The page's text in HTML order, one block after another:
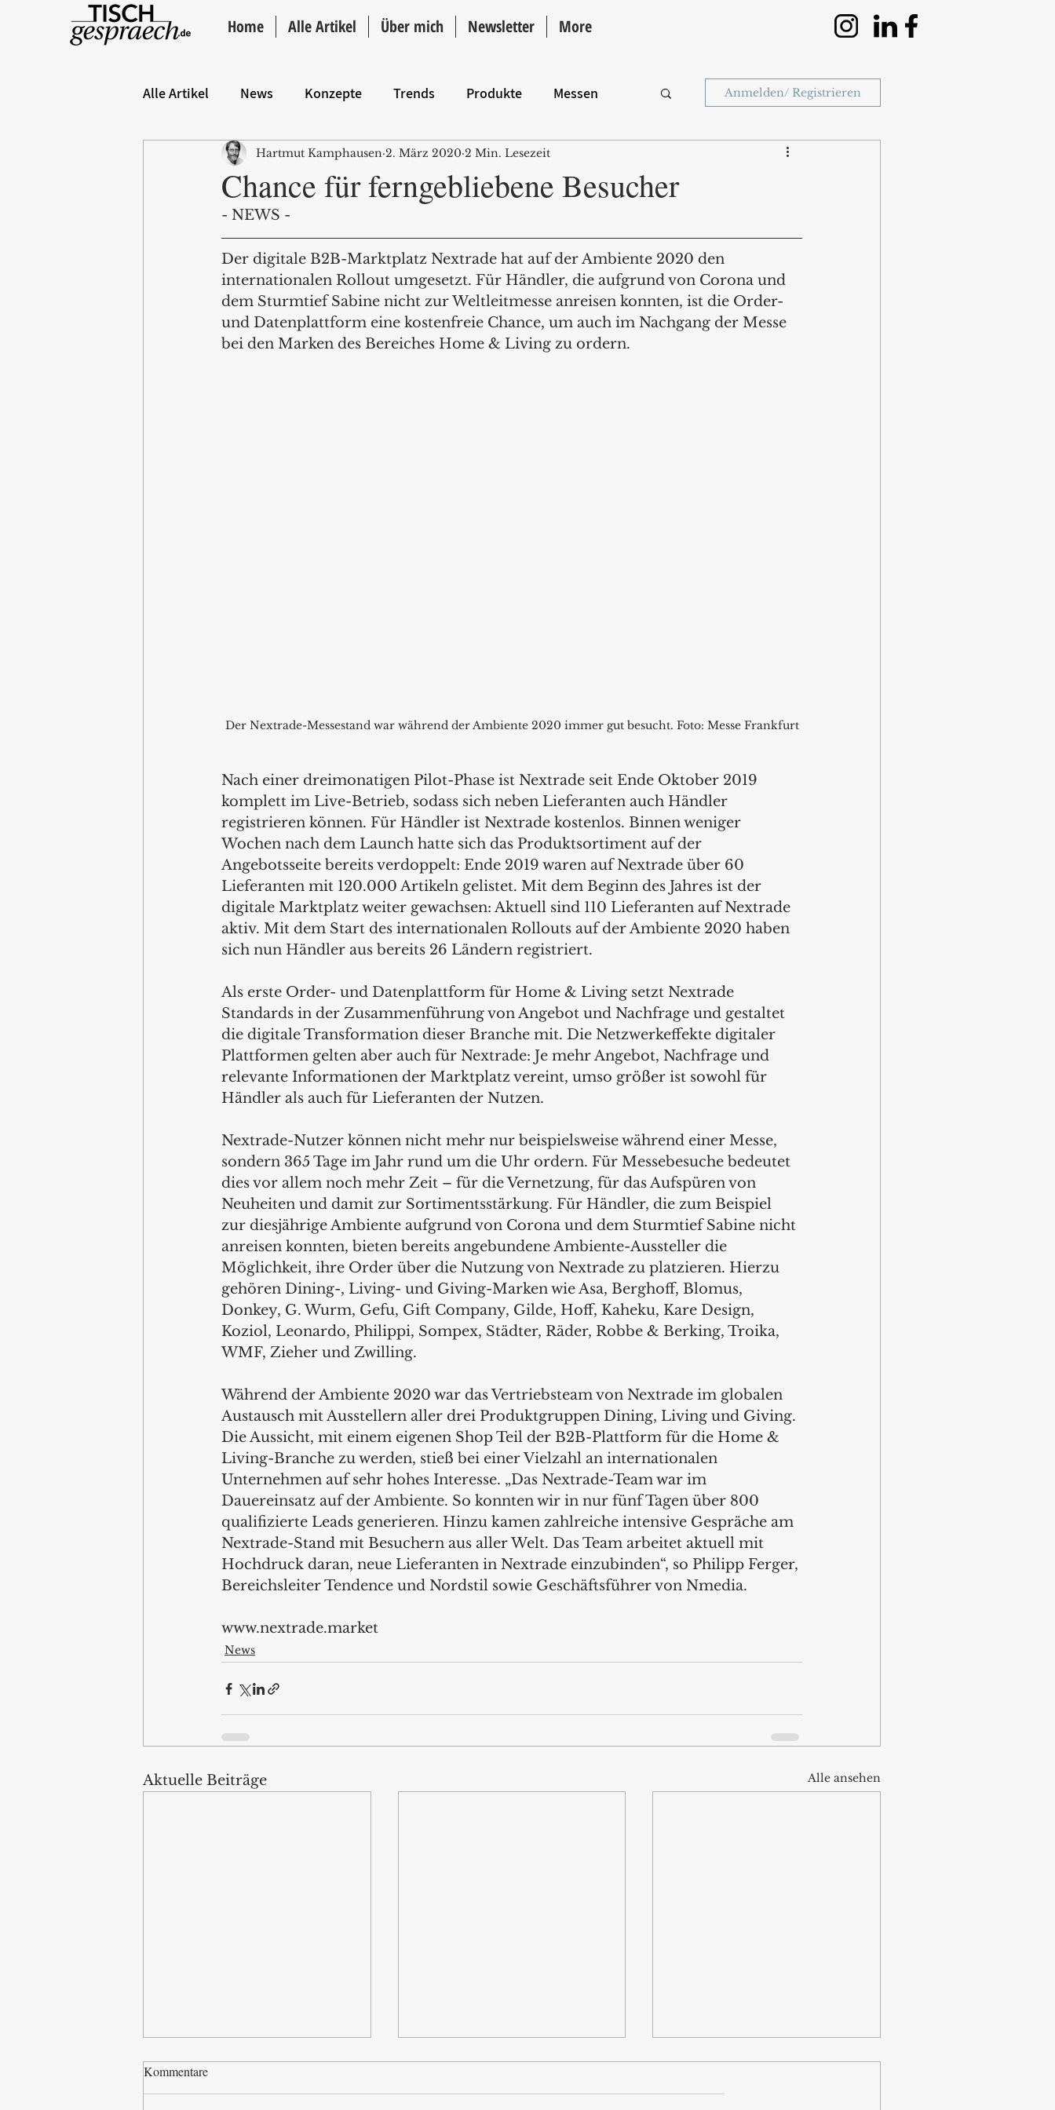
Home Alle Artikel Über mich Newsletter More
Alle Artikel News Konzepte Trends Produkte Messen
Hintergrund ANZEIGE Intro
Anmelden/ Registrieren
Chance für ferngebliebene Besucher
Hartmut Kamphausen 2. März 2020 2 Min. Lesezeit
- NEWS -
Der digitale B2B-Marktplatz Nextrade hat auf der Ambiente 2020 den
internationalen Rollout umgesetzt. Für Händler, die aufgrund von Corona und
dem Sturmtief Sabine nicht zur Weltleitmesse anreisen konnten, ist die Order-
und Datenplattform eine kostenfreie Chance, um auch im Nachgang der Messe
bei den Marken des Bereiches Home & Living zu ordern.
Der Nextrade-Messestand war während der Ambiente 2020 immer gut besucht. Foto: Messe Frankfurt
Nach einer dreimonatigen Pilot-Phase ist Nextrade seit Ende Oktober 2019
komplett im Live-Betrieb, sodass sich neben Lieferanten auch Händler
registrieren können. Für Händler ist Nextrade kostenlos. Binnen weniger
Wochen nach dem Launch hatte sich das Produktsortiment auf der
Angebotsseite bereits verdoppelt: Ende 2019 waren auf Nextrade über 60
Lieferanten mit 120.000 Artikeln gelistet. Mit dem Beginn des Jahres ist der
digitale Marktplatz weiter gewachsen: Aktuell sind 110 Lieferanten auf Nextrade
aktiv. Mit dem Start des internationalen Rollouts auf der Ambiente 2020 haben
sich nun Händler aus bereits 26 Ländern registriert.
Als erste Order- und Datenplattform für Home & Living setzt Nextrade
Standards in der Zusammenführung von Angebot und Nachfrage und gestaltet
die digitale Transformation dieser Branche mit. Die Netzwerkeffekte digitaler
Plattformen gelten aber auch für Nextrade: Je mehr Angebot, Nachfrage und
relevante Informationen der Marktplatz vereint, umso größer ist sowohl für
Händler als auch für Lieferanten der Nutzen.
Nextrade-Nutzer können nicht mehr nur beispielsweise während einer Messe,
sondern 365 Tage im Jahr rund um die Uhr ordern. Für Messebesuche bedeutet
dies vor allem noch mehr Zeit – für die Vernetzung, für das Aufspüren von
Neuheiten und damit zur Sortimentsstärkung. Für Händler, die zum Beispiel
zur diesjährige Ambiente aufgrund von Corona und dem Sturmtief Sabine nicht
anreisen konnten, bieten bereits angebundene Ambiente-Aussteller die
Möglichkeit, ihre Order über die Nutzung von Nextrade zu platzieren. Hierzu
gehören Dining-, Living- und Giving-Marken wie Asa, Berghoff, Blomus,
Donkey, G. Wurm, Gefu, Gift Company, Gilde, Hoff, Kaheku, Kare Design,
Koziol, Leonardo, Philippi, Sompex, Städter, Räder, Robbe & Berking, Troika,
WMF, Zieher und Zwilling.
Während der Ambiente 2020 war das Vertriebsteam von Nextrade im globalen
Austausch mit Ausstellern aller drei Produktgruppen Dining, Living und Giving.
Die Aussicht, mit einem eigenen Shop Teil der B2B-Plattform für die Home &
Living-Branche zu werden, stieß bei einer Vielzahl an internationalen
Unternehmen auf sehr hohes Interesse. „Das Nextrade-Team war im
Dauereinsatz auf der Ambiente. So konnten wir in nur fünf Tagen über 800
qualifizierte Leads generieren. Hinzu kamen zahlreiche intensive Gespräche am
Nextrade-Stand mit Besuchern aus aller Welt. Das Team arbeitet aktuell mit
Hochdruck daran, neue Lieferanten in Nextrade einzubinden“, so Philipp Ferger,
Bereichsleiter Tendence und Nordstil sowie Geschäftsführer von Nmedia.
www.nextrade.market
News
Aktuelle Beiträge Alle ansehen
Kommentare